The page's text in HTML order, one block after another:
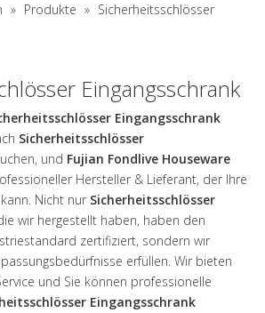
» Produkte » Sicherheitsschlösser
Eingangsschrank
Eingangsschrank
Sicherheitsschlösser
und Fujian Fondlive Houseware
Hersteller & Lieferant, der Ihre
Nicht nur Sicherheitsschlösser
wir hergestellt haben, haben den
zertifiziert, sondern wir
erfüllen. Wir bieten
und Sie können professionelle
Eingangsschrank